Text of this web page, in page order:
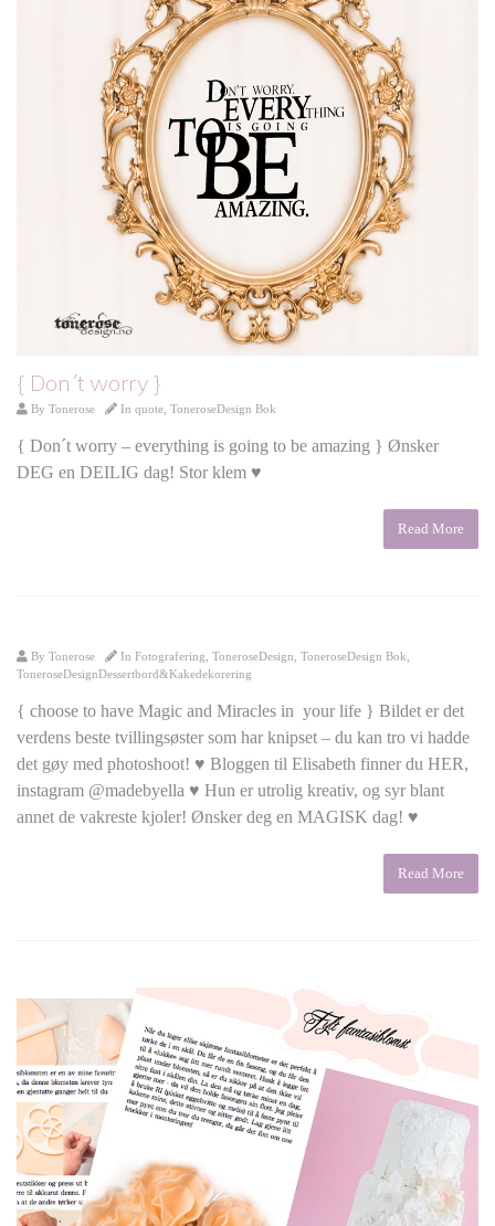
{ Don´t worry }
By Tonerose In quote ToneroseDesign Bok
{ Don´t worry – everything is going to be amazing } Ønsker
DEG en DEILIG dag! Stor klem ♥
Read More
By Tonerose In Fotografering ToneroseDesign ToneroseDesign Bok
ToneroseDesignDessertbord&Kakedekorering
{ choose to have Magic and Miracles in your life } Bildet er det
verdens beste tvillingsøster som har knipset – du kan tro vi hadde
det gøy med photoshoot! ♥ Bloggen til Elisabeth finner du HER,
instagram @madebyella ♥ Hun er utrolig kreativ, og syr blant
annet de vakreste kjoler! Ønsker deg en MAGISK dag! ♥
Read More